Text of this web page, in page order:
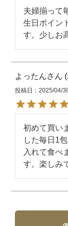
夫婦揃って
生日ポイン
よったん
投稿日
2025/04/
初めて買い
した毎日1
入れて食べ
す。楽しみ